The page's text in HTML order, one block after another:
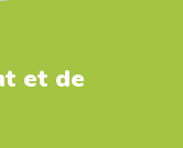
et de